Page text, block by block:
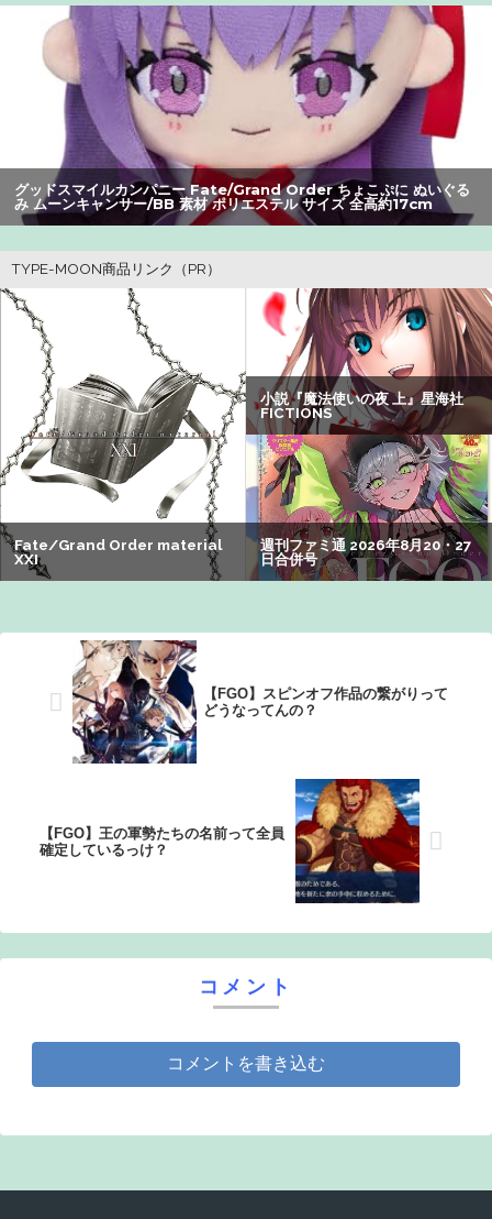
ｗ：26/08/06のニュース
【動画】甲子園の女性審判、大誤審で炎上
【爆笑】最近のオスガキ、名前がダサすぎるｗｗｗｗ ：
26/08/05のニュース
【画像】女さん、ミニ過ぎる浴衣を着た写真を投稿して叩
かれるｗｗｗｗ
いいべｗｗｗｗ ：26/08/04のニュース
ワイ、「着衣おっばい」でしか抜けない体質になってしま
うｗｗｗｗｗ
【朗報】アマガミの棚町薫さん、最新絵でめっちゃ可愛く
なる：26/08/03のニュース
【朗報】Vtuber界、新たなる『弱男の姫』が爆誕ｗｗｗｗ
ｗｗｗｗｗｗｗ
【悲報】女性「男への最大ダメージはこれ」←お前ら耐え
られる？
にも分からないｗｗｗｗ：26/08/08のニュース
グッドスマイルカンパニー Fate/Grand Order ちょこぷに ぬいぐる
み アルターエゴ/パッションリップ 素材 ポリエステル サイズ 全高約
17cm
【FGO】スピンオフ作品の繋がりって
どうなってんの？
【FGO】王の軍勢たちの名前って全員
確定しているっけ？
コメント
コメントを書き込む